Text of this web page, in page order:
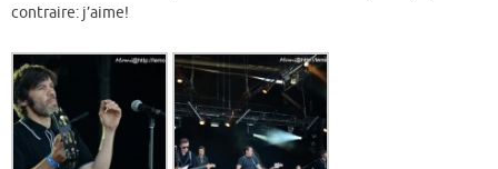
contraire: j’aime!